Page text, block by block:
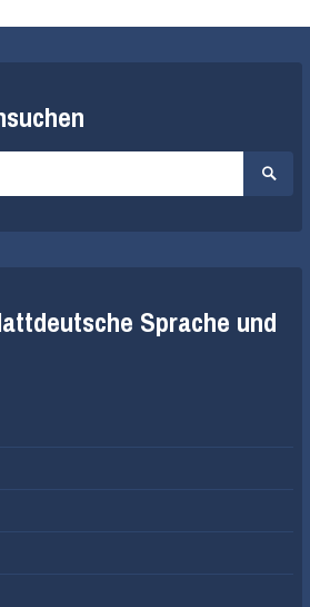
Suche
Sprache und